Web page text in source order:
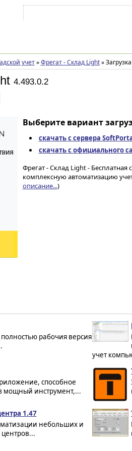
учет » Фрегат - Склад Light »Загрузка
4.493.0.2
Выберите вариант
скачать с сервера
скачать с официального
Фрегат - Склад Light - Бесплатная
комплексную автоматизацию
описание...)
рабочия версия
учет
способное
мощный инструмент,...
1.47
небольших и